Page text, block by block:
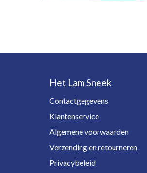
Het Lam Sneek
Contactgegevens
Klantenservice
Algemene voorwaarden
Verzending en retourneren
Privacybeleid